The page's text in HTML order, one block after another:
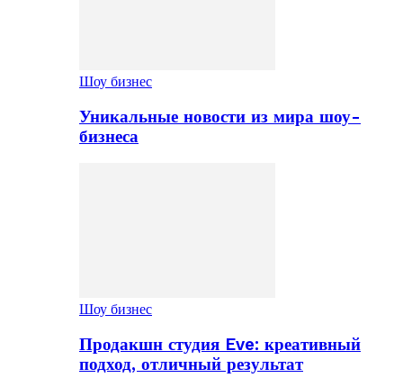
Шоу бизнес
Уникальные новости из мира шоу-
бизнеса
Шоу бизнес
Продакшн студия Eve: креативный
подход, отличный результат